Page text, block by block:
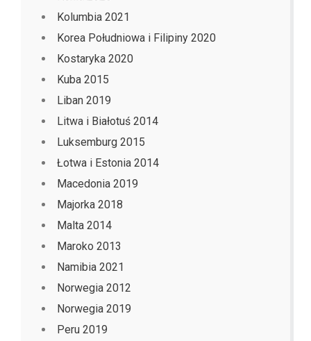
Kolumbia 2021
Korea Południowa i Filipiny 2020
Kostaryka 2020
Kuba 2015
Liban 2019
Litwa i Białotuś 2014
Luksemburg 2015
Łotwa i Estonia 2014
Macedonia 2019
Majorka 2018
Malta 2014
Maroko 2013
Namibia 2021
Norwegia 2012
Norwegia 2019
Peru 2019